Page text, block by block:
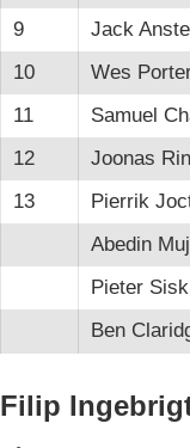
9
Jack
10
Wes
11
Samuel
12
Joonas
13
Pierrik
Abedin
Pieter Sisk
Ben
Filip